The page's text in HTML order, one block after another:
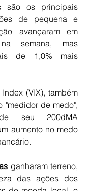
são os principais
de pequena e
avançaram em
semana, mas
de 1,0% mais
(VIX), também
"medidor de medo",
seu 200dMA
aumento no medo
ganharam terreno,
das ações dos